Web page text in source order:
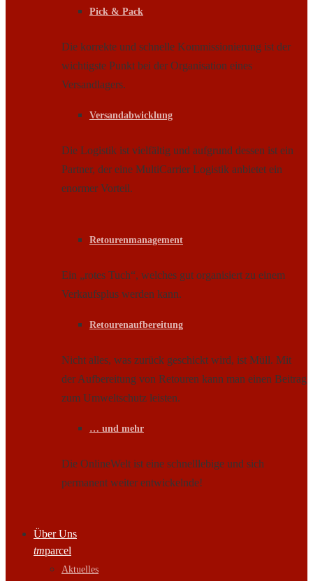
Pick & Pack
Die korrekte und schnelle Kommissionierung ist der
wichtigste Punkt bei der Organisation eines
Versandlagers.
Versandabwicklung
Die Logistik ist vielfältig und aufgrund dessen ist ein
Partner, der eine MultiCarrier Logistik anbietet ein
enormer Vorteil.
Retourenmanagement
Ein „rotes Tuch“, welches gut organisiert zu einem
Verkaufsplus werden kann.
Retourenaufbereitung
Nicht alles, was zurück geschickt wird, ist Müll. Mit
der Aufbereitung von Retouren kann man einen Beitrag
zum Umweltschutz leisten.
… und mehr
Die OnlineWelt ist eine schnelllebige und sich
permanent weiter entwickelnde!
Über Uns
tmparcel
Aktuelles